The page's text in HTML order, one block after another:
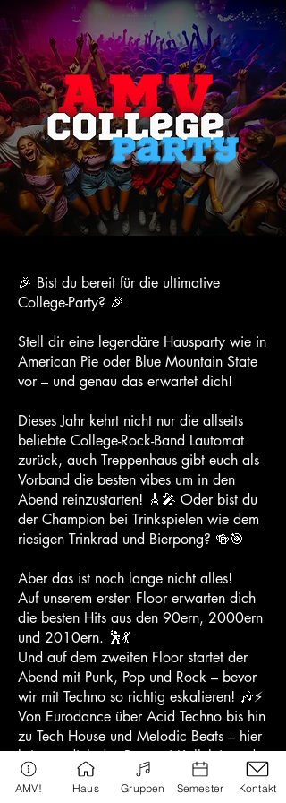
🎉 Bist du bereit für die ultimative
College-Party? 🎉
Stell dir eine legendäre Hausparty wie in
American Pie oder Blue Mountain State
vor – und genau das erwartet dich!
Dieses Jahr kehrt nicht nur die allseits
beliebte College-Rock-Band Lautomat
zurück, auch Treppenhaus gibt euch als
Vorband die besten vibes um in den
Abend reinzustarten! 🎸🎤 Oder bist du
der Champion bei Trinkspielen wie dem
riesigen Trinkrad und Bierpong? 🍻🎯
Aber das ist noch lange nicht alles!
Auf unserem ersten Floor erwarten dich
die besten Hits aus den 90ern, 2000ern
und 2010ern. 🕺💃
Und auf dem zweiten Floor startet der
Abend mit Punk, Pop und Rock – bevor
wir mit Techno so richtig eskalieren! 🎶⚡
Von Eurodance über Acid Techno bis hin
zu Tech House und Melodic Beats – hier
bringen dich das Prosseci Kollektiv und
Elo zum Beben! 🔊🔥
AMV! Haus Gruppen Semester Kontakt